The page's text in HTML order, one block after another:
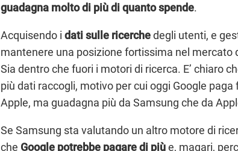
guadagna molto di più di quanto spende.
Acquisendo i dati sulle ricerchedegli utenti, e
mantenere una posizione fortissima nel mercato
Sia dentro che fuori i motori di ricerca. E’ chiaro
più dati raccogli, motivo per cui oggi Google
Apple, ma guadagna più da Samsung che da
Se Samsung sta valutando un altro motore di
che Google potrebbe pagare di piùe, magari,